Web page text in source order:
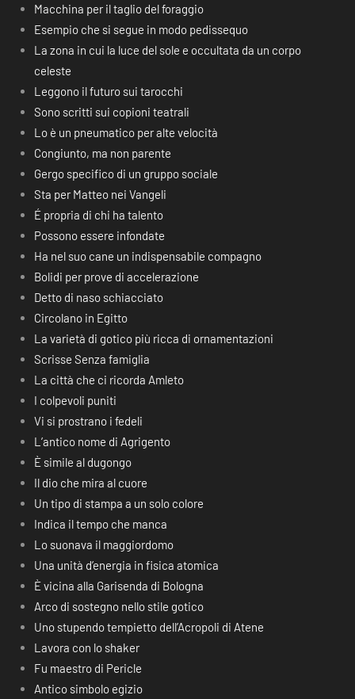
Macchina per il taglio del foraggio
Esempio che si segue in modo pedissequo
La zona in cui la luce del sole e occultata da un corpo
celeste
Leggono il futuro sui tarocchi
Sono scritti sui copioni teatrali
Lo è un pneumatico per alte velocità
Congiunto, ma non parente
Gergo specifico di un gruppo sociale
Sta per Matteo nei Vangeli
É propria di chi ha talento
Possono essere infondate
Ha nel suo cane un indispensabile compagno
Bolidi per prove di accelerazione
Detto di naso schiacciato
Circolano in Egitto
La varietà di gotico più ricca di ornamentazioni
Scrisse Senza famiglia
La città che ci ricorda Amleto
I colpevoli puniti
Vi si prostrano i fedeli
L’antico nome di Agrigento
È simile al dugongo
Il dio che mira al cuore
Un tipo di stampa a un solo colore
Indica il tempo che manca
Lo suonava il maggiordomo
Una unità d’energia in fisica atomica
È vicina alla Garisenda di Bologna
Arco di sostegno nello stile gotico
Uno stupendo tempietto dell’Acropoli di Atene
Lavora con lo shaker
Fu maestro di Pericle
Antico simbolo egizio